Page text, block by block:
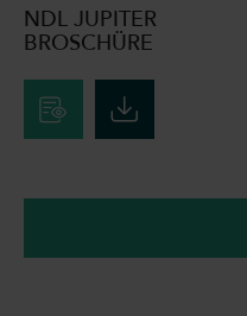
NDL JUPITER
BROSCHÜRE